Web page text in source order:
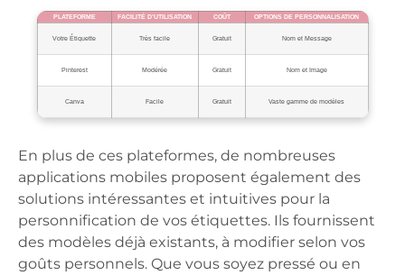
PLATEFORME FACILITÉ D’UTILISATION COÛT OPTIONS DE PERSONNALISATION
Votre Étiquette Très facile Gratuit Nom et Message
Pinterest Modérée Gratuit Nom et Image
Canva Facile Gratuit Vaste gamme de modèles
En plus de ces plateformes, de nombreuses
applications mobiles proposent également des
solutions intéressantes et intuitives pour la
personnification de vos étiquettes. Ils fournissent
des modèles déjà existants, à modifier selon vos
goûts personnels. Que vous soyez pressé ou en